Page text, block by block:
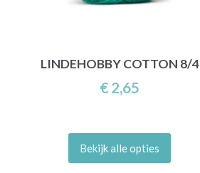
LINDEHOBBY COTTON 8/4
€ 2,65
Bekijk alle opties